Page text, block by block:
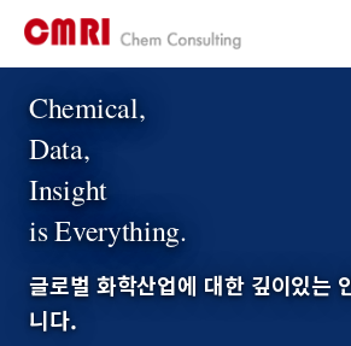
Chemical,
Data,
Insight
is Everything.
글로벌 화학산업에 대한 깊이있는
니다.